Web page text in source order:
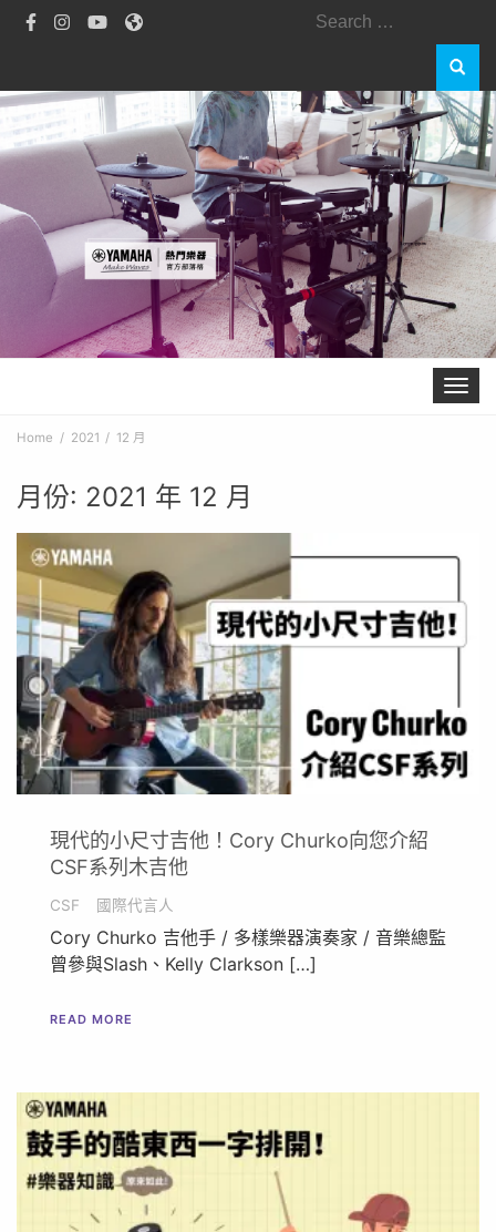
Search
Toggle
Home 2021 12 月
月份: 2021 年 12 月
現代的小尺寸吉他！Cory Churko向您介紹
CSF系列木吉他
CSF 國際代言人
Cory Churko 吉他手 / 多樣樂器演奏家 / 音樂總監
曾參與Slash、Kelly Clarkson […]
READ MORE